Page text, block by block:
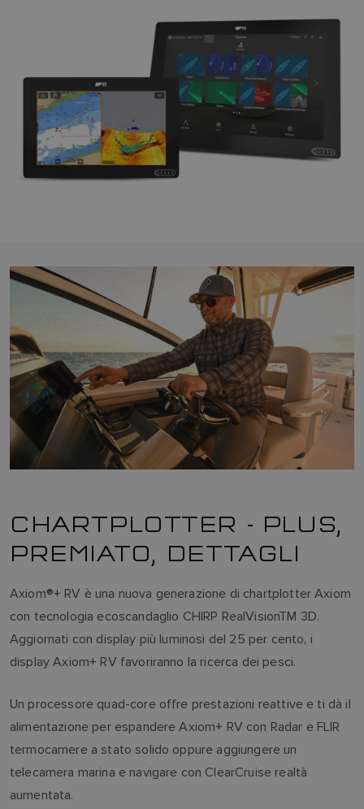
CHARTPLOTTER - PLUS,
PREMIATO, DETTAGLI
Axiom®+ RV è una nuova generazione di chartplotter Axiom
con tecnologia ecoscandaglio CHIRP RealVisionTM 3D.
Aggiornati con display più luminosi del 25 per cento, i
display Axiom+ RV favoriranno la ricerca dei pesci.
Un processore quad-core offre prestazioni reattive e ti dà il
alimentazione per espandere Axiom+ RV con Radar e FLIR
termocamere a stato solido oppure aggiungere un
telecamera marina e navigare con ClearCruise realtà
aumentata.